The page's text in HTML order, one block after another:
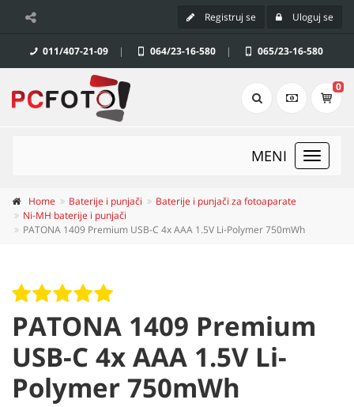
Registruj se Uloguj se
011/407-21-09 | 064/23-16-580 | 065/23-16-580
0
Toggle
MENI
Home Baterije i punjači
Baterije i punjači za fotoaparate
Ni-MH baterije i punjači
PATONA 1409 Premium USB-C 4x AAA 1.5V Li-Polymer 750mWh
PATONA 1409 Premium
USB-C 4x AAA 1.5V Li-
Polymer 750mWh